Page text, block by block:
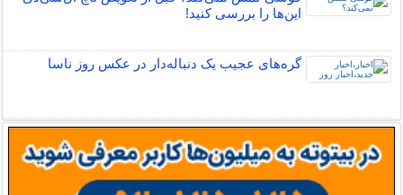
این‌ها را بررسی کنید!
گره‌های عجیب یک دنباله‌دار در عکس روز ناسا